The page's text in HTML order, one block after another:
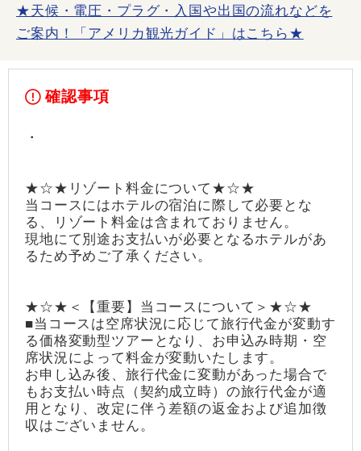
★天候・電圧・プラグ・入国や出国の流れなどを
ご案内！「アメリカ観光ガイド」はこちら★
確認事項
・
★☆★リゾート料金について★☆★
当コースにはホテルの宿泊に際して必要とな
る、リゾート料金は含まれておりません。
現地にて別途お支払いが必要となるホテルがあ
るため予めご了承ください。
★☆★＜【重要】当コースについて＞★☆★
■当コースは空席状況に応じて旅行代金が変動す
る価格変動型ツアーとなり、お申込み時期・空
席状況によって料金が変動いたします。
お申し込み後、旅行代金に変動があった場合で
もお支払い時点（契約成立時）の旅行代金が適
用となり、改定に伴う差額の返金および追加徴
収はございません。